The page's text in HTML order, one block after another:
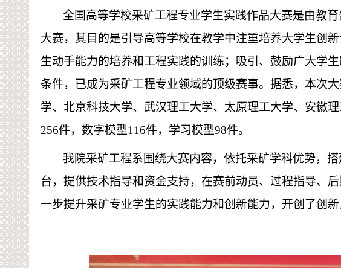
全国高等学校采矿工程专业学生实践作品大赛是由教
大赛，其目的是引导高等学校在教学中注重培养大学生创
生动手能力的培养和工程实践的训练；吸引、鼓励广大学
条件，已成为采矿工程专业领域的顶级赛事。据悉，本次
学、北京科技大学、武汉理工大学、太原理工大学、安徽
256件，数字模型116件，学习模型98件。
我院采矿工程系围绕大赛内容，依托采矿学科优势，
台，提供技术指导和资金支持，在赛前动员、过程指导、
一步提升采矿专业学生的实践能力和创新能力，开创了创新